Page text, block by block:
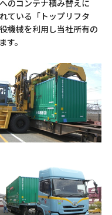
のコンテナ積み替えに
ている「トップリフタ
機械を利用し当社所有の
。